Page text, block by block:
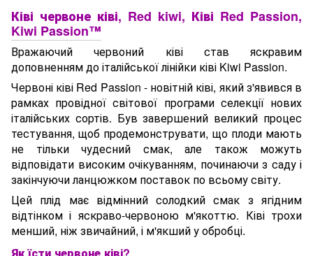
Ківі червоне ківі, Red kiwi, Ківі Red Passion,
Kiwi Passion™
Вражаючий червоний ківі став яскравим
доповненням до італійської лінійки ківі Kiwi Passion.
Червоні ківі Red Passion - новітній ківі, який з'явився в
рамках провідної світової програми селекції нових
італійських сортів. Був завершений великий процес
тестування, щоб продемонструвати, що плоди мають
не тільки чудесний смак, але також можуть
відповідати високим очікуванням, починаючи з саду і
закінчуючи ланцюжком поставок по всьому світу.
Цей плід має відмінний солодкий смак з ягідним
відтінком і яскраво-червоною м'якоттю. Ківі трохи
менший, ніж звичайний, і м'якший у обробці.
Як їсти червоне ківі?